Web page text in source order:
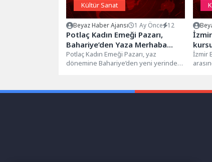
Kültür Sanat
Beyaz Haber Ajansı 1 Ay Önce 12
Potlaç Kadın Emeği Pazarı,
Bahariye’den Yaza Merhaba
Dedi
Potlaç Kadın Emeği Pazarı, yaz
dönemine Bahariye’den yeni yerinden
İzmir